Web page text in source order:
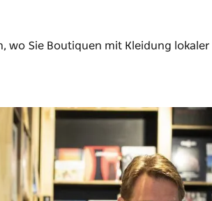
wo Sie Boutiquen mit Kleidung